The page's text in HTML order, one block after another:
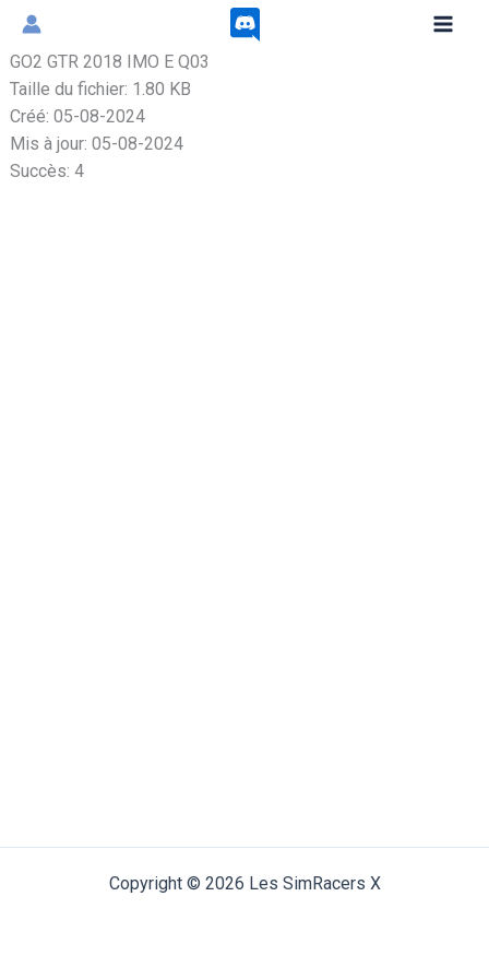
Aller
contenu
GO2 GTR 2018 IMO E Q03
Taille du fichier: 1.80 KB
Créé: 05-08-2024
Mis à jour: 05-08-2024
Succès: 4
Copyright © 2026 Les SimRacers X